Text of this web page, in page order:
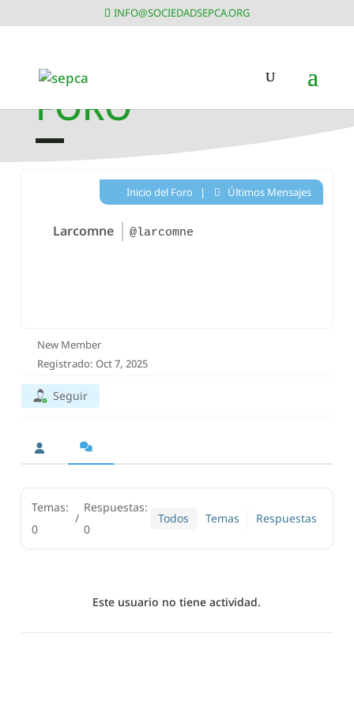
INFO@SOCIEDADSEPCA.ORG
FORO
Larcomne @larcomne
Inicio del Foro | Últimos Mensajes
New Member
Registrado: Oct 7, 2025
Seguir
Temas:
0
/
Respuestas:
0
Todos Temas Respuestas
Este usuario no tiene actividad.